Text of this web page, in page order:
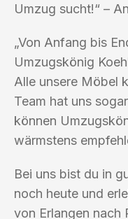
Umzug sucht!“ –
„Von Anfang bis
Umzugskönig
Alle unsere Möbel
Team hat uns
können
wärmstens
Bei uns bist du in
noch heute und
von Erlangen nach